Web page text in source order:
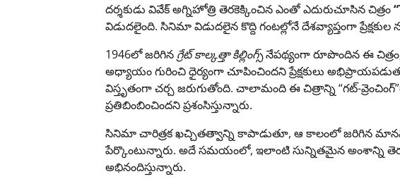
దర్శకుడు వివేక్ అగ్నిహోత్రి తెరకెక్కించిన ఎంతో ఎదురుచూసిన చిత్రం
విడుదలైంది. సినిమా విడుదలైన కొద్ది గంటల్లోనే దేశవ్యాప్తంగా ప్రేక్షకుల
1946లో జరిగిన గ్రేట్ కాల్కత్తా కిల్లింగ్స్నేపథ్యంగా రూపొందిన ఈ
అధ్యాయం గురించి ధైర్యంగా చూపించిందని ప్రేక్షకులు
విస్తృతంగా చర్చ జరుగుతోంది. చాలామంది ఈ చిత్రాన్ని “గట్-
ప్రతిబింబించిందని ప్రశంసిస్తున్నారు.
సినిమా చారిత్రక ఖచ్చితత్వాన్ని కాపాడుతూ, ఆ కాలంలో జరిగిన
పేర్కొంటున్నారు. అదే సమయంలో, ఇలాంటి సున్నితమైన అంశాన్ని
అభినందిస్తున్నారు.